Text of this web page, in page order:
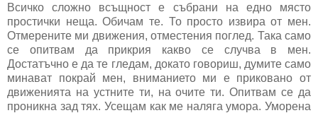
Всичко сложно всъщност е събрани на едно място
простички неща. Обичам те. То просто извира от мен.
Отмерените ми движения, отместения поглед. Така само
се опитвам да прикрия какво се случва в мен.
Достатъчно е да те гледам, докато говориш, думите само
минават покрай мен, вниманието ми е приковано от
движенията на устните ти, на очите ти. Опитвам се да
проникна зад тях. Усещам как ме наляга умора. Уморена